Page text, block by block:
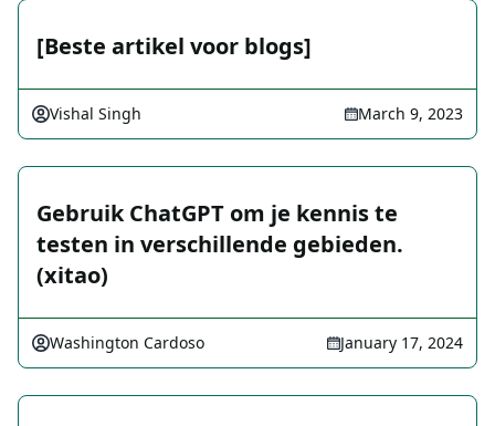
[Beste artikel voor blogs]
Vishal Singh March 9, 2023
Gebruik ChatGPT om je kennis te
testen in verschillende gebieden.
(xitao)
Washington Cardoso January 17, 2024